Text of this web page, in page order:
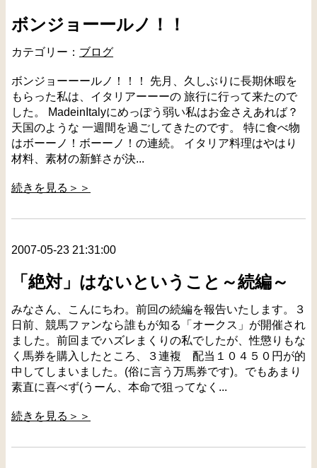
ボンジョーールノ！！
カテゴリー： ブログ
ボンジョーーールノ！！！ 先月、久しぶりに長期休暇を
もらった私は、イタリアーーーの 旅行に行って来たので
した。 MadeinItalyにめっぽう弱い私はお金さえあれば？
天国のような 一週間を過ごしてきたのです。 特に食べ物
はボーーノ！ボーーノ！の連続。 イタリア料理はやはり
材料、素材の新鮮さが決...
続きを見る＞＞
2007-05-23 21:31:00
「絶対」はないということ～続編～
みなさん、こんにちわ。前回の続編を報告いたします。３
日前、競馬ファンなら誰もが知る「オークス」が開催され
ました。前回までハズレまくりの私でしたが、性懲りもな
く馬券を購入したところ、３連複 配当１０４５０円が的
中してしまいました。(俗に言う万馬券です)。でもあまり
素直に喜べず(うーん、本命で狙ってなく...
続きを見る＞＞